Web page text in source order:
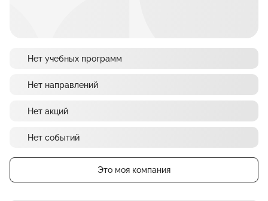
Нет учебных программ
Нет направлений
Нет акций
Нет событий
Это моя компания